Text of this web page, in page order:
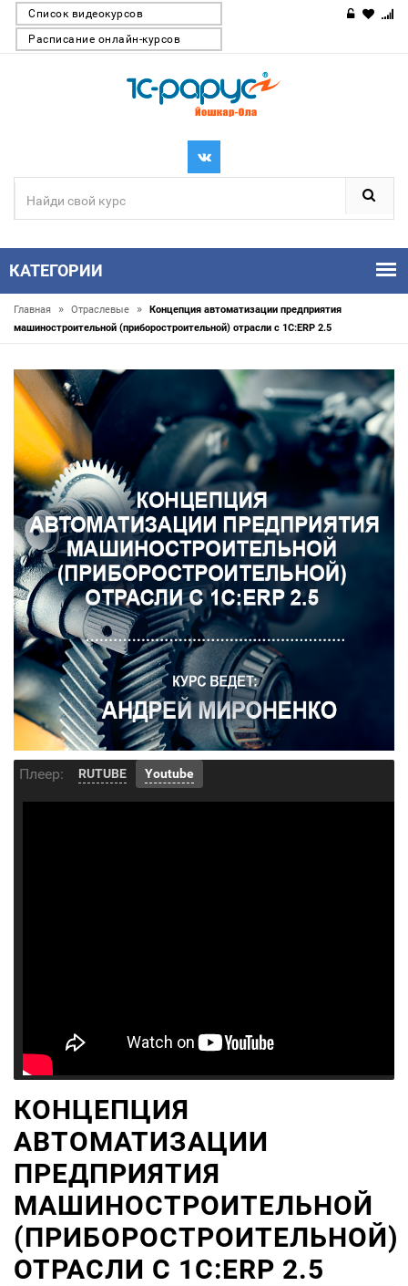
Список видеокурсов
Расписание онлайн-курсов
КАТЕГОРИИ
Главная » Отраслевые »
Концепция автоматизации предприятия
машиностроительной (приборостроительной) отрасли с 1С:ERP 2.5
Плеер: RUTUBE Youtube
КОНЦЕПЦИЯ
АВТОМАТИЗАЦИИ
ПРЕДПРИЯТИЯ
МАШИНОСТРОИТЕЛЬНОЙ
(ПРИБОРОСТРОИТЕЛЬНОЙ)
ОТРАСЛИ С 1С:ERP 2.5